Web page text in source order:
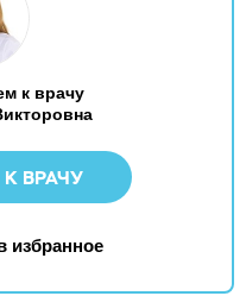
к врачу
ВРАЧУ
избранное